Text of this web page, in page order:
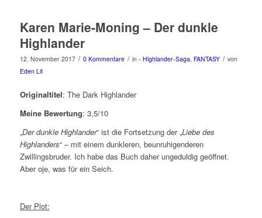
Karen Marie-Moning – Der dunkle
Highlander
12. November 2017 / 0 Kommentare / in - Highlander-Saga FANTASY / von
Eden Lit
Originaltitel: The Dark Highlander
Meine Bewertung: 3,5/10
„Der dunkle Highlander“ ist die Fortsetzung der „Liebe des
Highlanders“ – mit einem dunkleren, beunruhigenderen
Zwillingsbruder. Ich habe das Buch daher ungeduldig geöffnet.
Aber oje, was für ein Seich.
Der Plot: